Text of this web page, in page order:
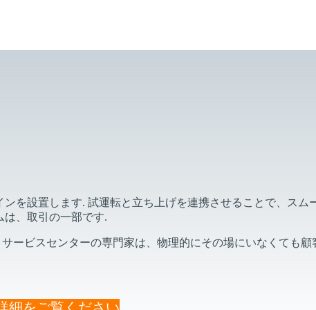
を設置します. 試運転と立ち上げを連携させることで、スム
、取引の一部です.
ービスセンターの専門家は、物理的にその場にいなくても